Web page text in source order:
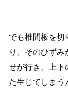
でも椎間板を切
り、そのひず
せが行き、上下
た生じてしまう